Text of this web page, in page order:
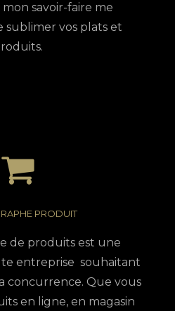
savoir-faire me
vos plats et
PRODUIT
de produits est une
entreprise souhaitant
concurrence. Que vous
en ligne, en magasin